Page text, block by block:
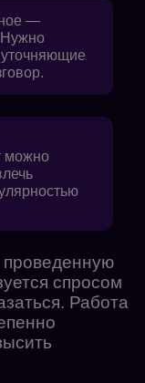
—
Нужно
уточняющие
можно
спросом
Работа